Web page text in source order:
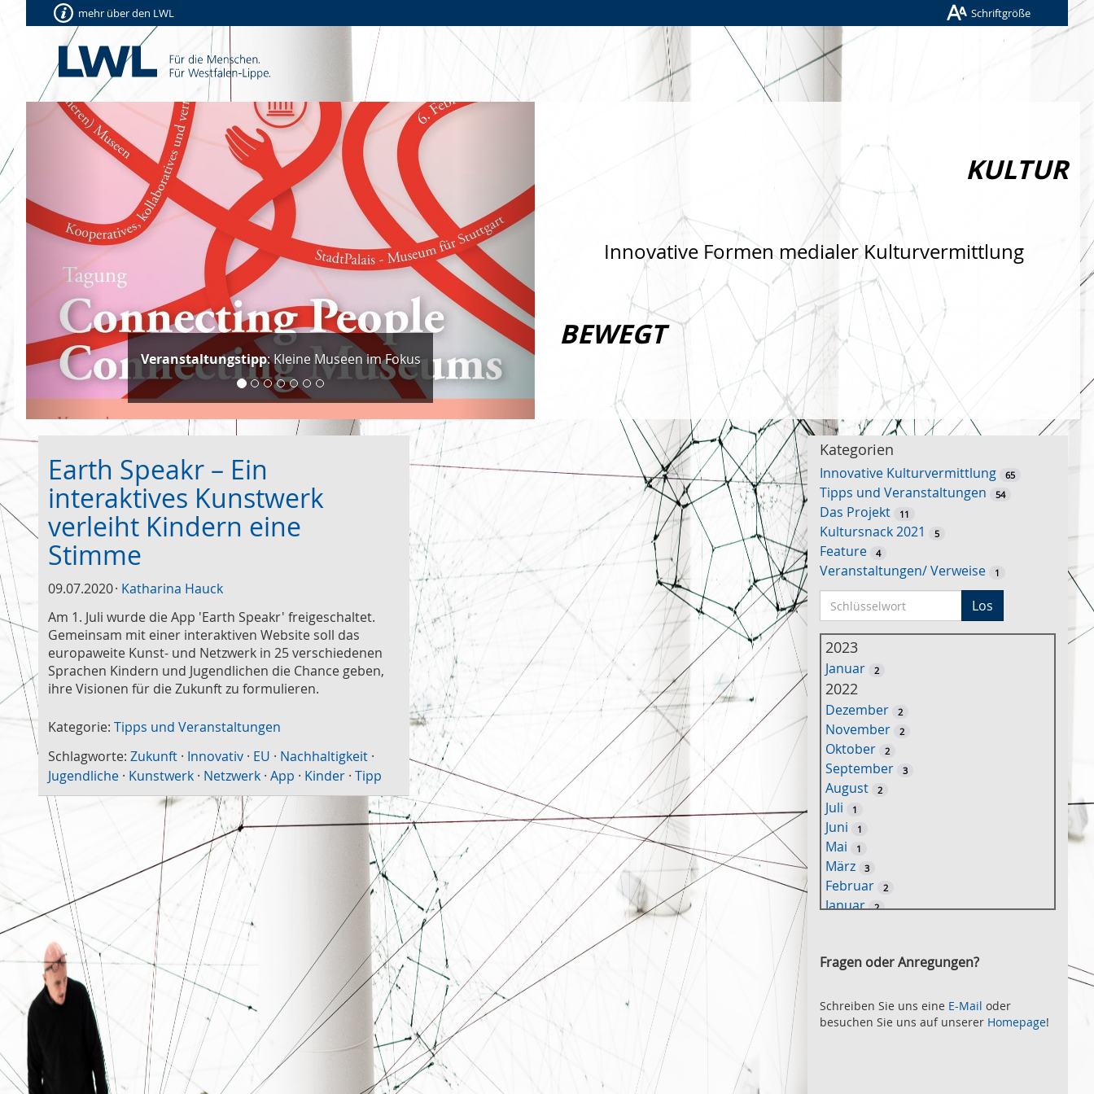
mehr über den LWL Schriftgröße
Veranstaltungstipp: Kleine Museen im Fokus
Vorherige
KULTUR
Innovative Formen medialer Kulturvermittlung
BEWEGT
Earth Speakr – Ein
interaktives Kunstwerk
verleiht Kindern eine
Stimme
09.07.2020 Katharina Hauck
Am 1. Juli wurde die App 'Earth Speakr' freigeschaltet.
Gemeinsam mit einer interaktiven Website soll das
europaweite Kunst- und Netzwerk in 25 verschiedenen
Sprachen Kindern und Jugendlichen die Chance geben,
ihre Visionen für die Zukunft zu formulieren.
Kategorie: Tipps und Veranstaltungen
Schlagworte: Zukunft · Innovativ · EU · Nachhaltigkeit ·
Jugendliche · Kunstwerk · Netzwerk · App · Kinder · Tipp
Kategorien
Innovative Kulturvermittlung 65
Tipps und Veranstaltungen 54
Das Projekt 11
Kultursnack 2021 5
Feature 4
Veranstaltungen/ Verweise 1
c
h
ü
w
o
r
u
c
Los
2023
Januar 2
2022
Dezember 2
November 2
Oktober 2
September 3
August 2
Juli 1
Juni 1
Mai 1
März 3
Februar 2
Januar 2
Oktober 2
August 2
Juli 2
Fragen oder Anregungen?
Schreiben Sie uns eine E-Mail oder
besuchen Sie uns auf unserer Homepage!